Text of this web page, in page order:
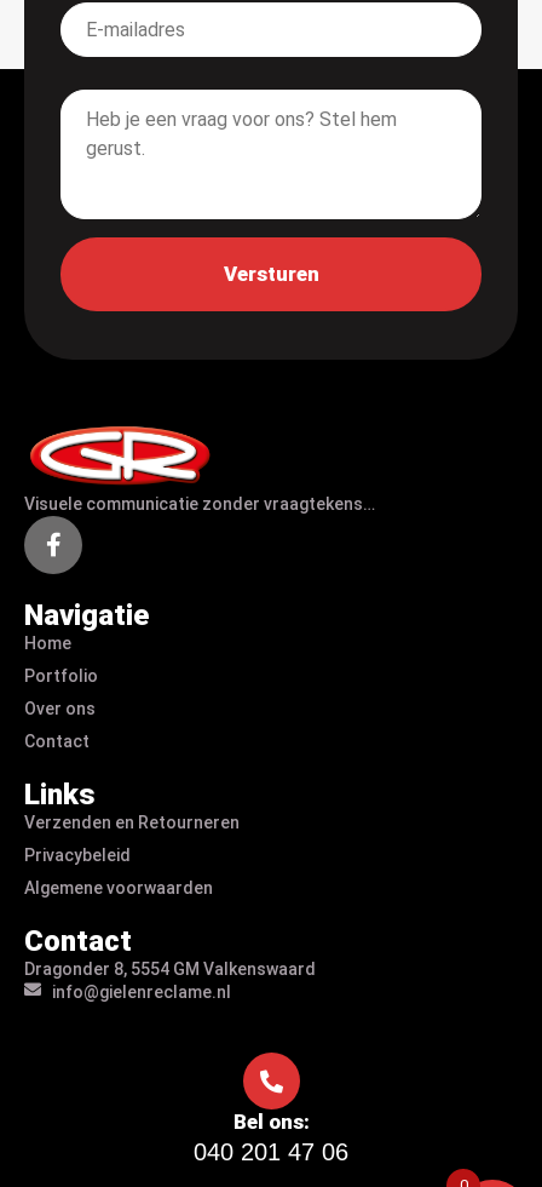
E-
mailadres
*
Bericht
Visuele communicatie zonder vraagtekens…
Navigatie
Home
Portfolio
Over ons
Contact
Links
Verzenden en Retourneren
Privacybeleid
Algemene voorwaarden
Contact
Dragonder 8, 5554 GM Valkenswaard
info@gielenreclame.nl
Bel ons:
040 201 47 06